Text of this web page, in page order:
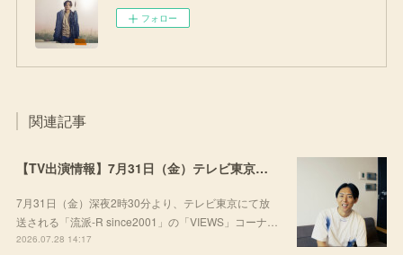
フォロー
関連記事
【TV出演情報】7月31日（金）テレビ東京「流派-R since2001」
7月31日（金）深夜2時30分より、テレビ東京にて放
送される「流派-R since2001」の「VIEWS」コーナ…
2026.07.28 14:17